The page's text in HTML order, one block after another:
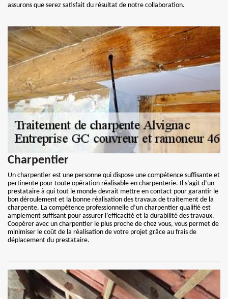
assurons que serez satisfait du résultat de notre collaboration.
Charpentier
Un charpentier est une personne qui dispose une compétence suffisante et
pertinente pour toute opération réalisable en charpenterie. Il s’agit d’un
prestataire à qui tout le monde devrait mettre en contact pour garantir le
bon déroulement et la bonne réalisation des travaux de traitement de la
charpente. La compétence professionnelle d’un charpentier qualifié est
amplement suffisant pour assurer l’efficacité et la durabilité des travaux.
Coopérer avec un charpentier le plus proche de chez vous, vous permet de
minimiser le coût de la réalisation de votre projet grâce au frais de
déplacement du prestataire.